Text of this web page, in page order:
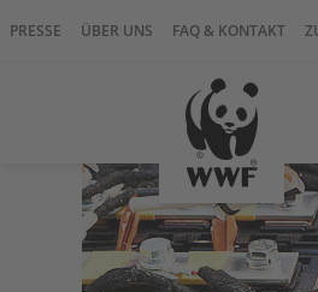
PRESSE ÜBER UNS FAQ & KONTAKT